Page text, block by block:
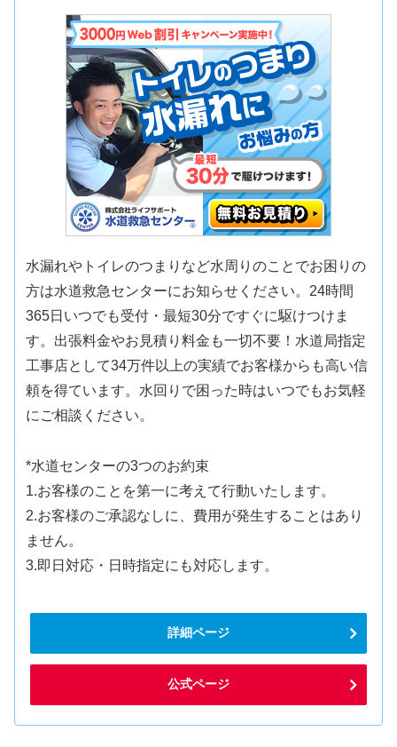
水漏れやトイレのつまりなど水周りのことでお困りの
方は水道救急センターにお知らせください。24時間
365日いつでも受付・最短30分ですぐに駆けつけま
す。出張料金やお見積り料金も一切不要！水道局指定
工事店として34万件以上の実績でお客様からも高い信
頼を得ています。水回りで困った時はいつでもお気軽
にご相談ください。
*水道センターの3つのお約束
1.お客様のことを第一に考えて行動いたします。
2.お客様のご承認なしに、費用が発生することはあり
ません。
3.即日対応・日時指定にも対応します。
詳細ページ
公式ページ